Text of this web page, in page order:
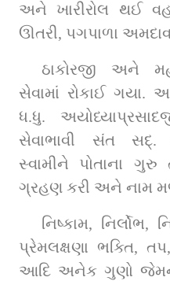
અને ખારીરોલ થઈ
ઊતરી, પગપાળા
ઠાકોરજી અને
સેવામાં રોકાઈ ગયા.
ધ.ધુ.
સેવાભાવી સંત સદ્‌. શ્રી માધવજીવનદાસજી
સ્વામીને પોતાના ગુરુ
ગ્રહણ કરી અને નામ
નિષ્કામ, નિર્લોભ,
પ્રેમલક્ષણા ભક્તિ,
આદિ અનેક ગુણો